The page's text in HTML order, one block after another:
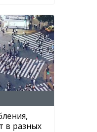
в разных